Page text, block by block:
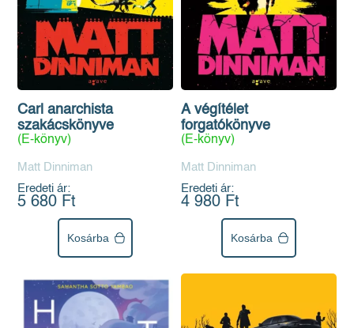
Carl anarchista
szakácskönyve
(E-könyv)
Matt Dinniman
Eredeti ár:
5 680 Ft
Kosárba
A végítélet
forgatókönyve
(E-könyv)
Matt Dinniman
Eredeti ár:
4 980 Ft
Kosárba